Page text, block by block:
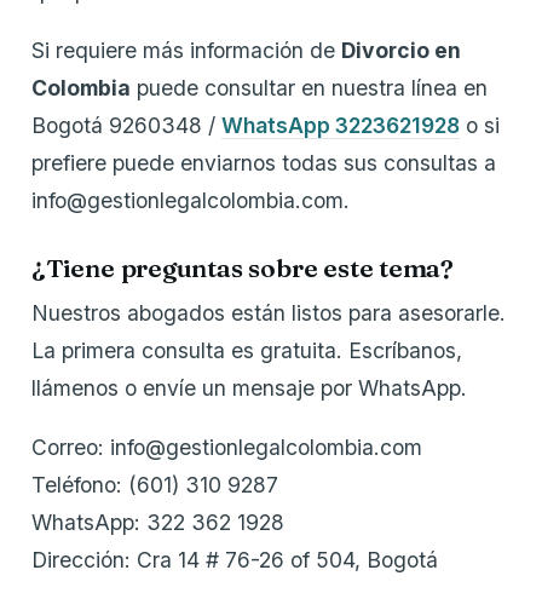
Si requiere más información de Divorcio en
Colombia puede consultar en nuestra línea en
Bogotá 9260348 / WhatsApp 3223621928 o si
prefiere puede enviarnos todas sus consultas a
info@gestionlegalcolombia.com.
¿Tiene preguntas sobre este tema?
Nuestros abogados están listos para asesorarle.
La primera consulta es gratuita. Escríbanos,
llámenos o envíe un mensaje por WhatsApp.
Correo: info@gestionlegalcolombia.com
Teléfono: (601) 310 9287
WhatsApp: 322 362 1928
Dirección: Cra 14 # 76-26 of 504, Bogotá